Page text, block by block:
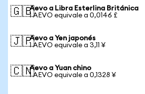
🇬🇧Aevo a Libra Esterlina Británica
1 AEVO equivale a 0,0146 £
🇯🇵Aevo a Yen japonés
1 AEVO equivale a 3,11 ¥
🇨🇳Aevo a Yuan chino
1 AEVO equivale a 0,1328 ¥